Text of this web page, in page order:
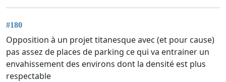
#180
Opposition à un projet titanesque avec (et pour cause)
pas assez de places de parking ce qui va entrainer un
envahissement des environs dont la densité est plus
respectable